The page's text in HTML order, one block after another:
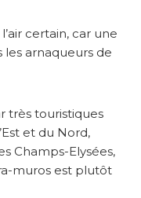
certain, car une
arnaqueurs de
très touristiques
et du Nord,
Champs-Elysées,
muros est plutôt